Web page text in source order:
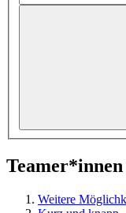
Teamer*innen
Weitere